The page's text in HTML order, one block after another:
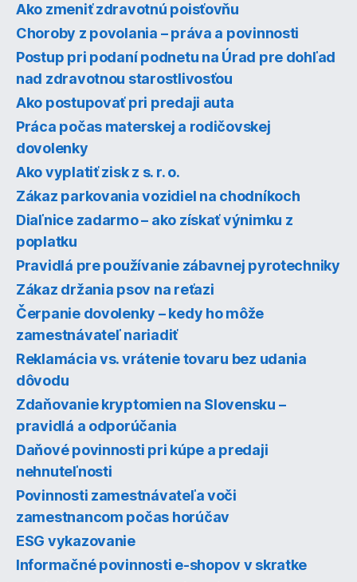
Ako zmeniť zdravotnú poisťovňu
Choroby z povolania – práva a povinnosti
Postup pri podaní podnetu na Úrad pre dohľad
nad zdravotnou starostlivosťou
Ako postupovať pri predaji auta
Práca počas materskej a rodičovskej
dovolenky
Ako vyplatiť zisk z s. r. o.
Zákaz parkovania vozidiel na chodníkoch
Diaľnice zadarmo – ako získať výnimku z
poplatku
Pravidlá pre používanie zábavnej pyrotechniky
Zákaz držania psov na reťazi
Čerpanie dovolenky – kedy ho môže
zamestnávateľ nariadiť
Reklamácia vs. vrátenie tovaru bez udania
dôvodu
Zdaňovanie kryptomien na Slovensku –
pravidlá a odporúčania
Daňové povinnosti pri kúpe a predaji
nehnuteľnosti
Povinnosti zamestnávateľa voči
zamestnancom počas horúčav
ESG vykazovanie
Informačné povinnosti e-shopov v skratke